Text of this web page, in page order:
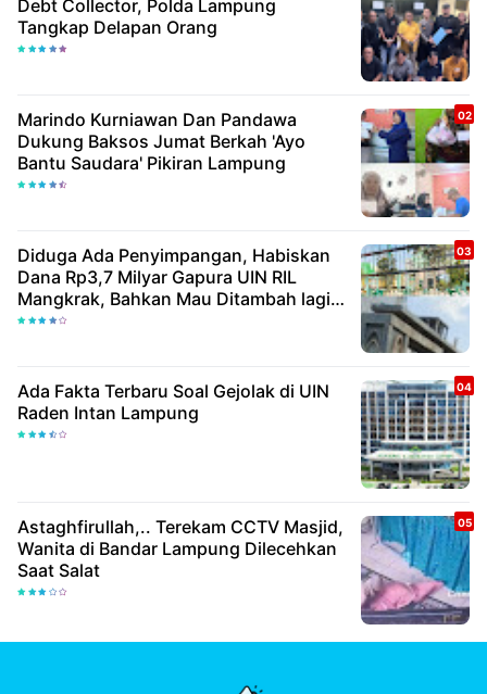
Debt Collector, Polda Lampung
Tangkap Delapan Orang
Marindo Kurniawan Dan Pandawa
Dukung Baksos Jumat Berkah 'Ayo
Bantu Saudara' Pikiran Lampung
Diduga Ada Penyimpangan, Habiskan
Dana Rp3,7 Milyar Gapura UIN RIL
Mangkrak, Bahkan Mau Ditambah lagi 7
Milyar
Ada Fakta Terbaru Soal Gejolak di UIN
Raden Intan Lampung
Astaghfirullah,.. Terekam CCTV Masjid,
Wanita di Bandar Lampung Dilecehkan
Saat Salat